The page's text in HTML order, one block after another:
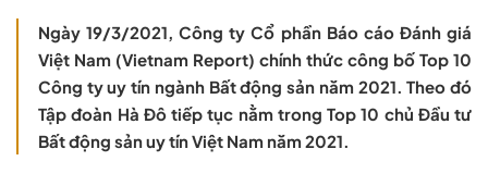
Ngày 19/3/2021, Công ty Cổ phần Báo cáo Đánh giá
Việt Nam (Vietnam Report) chính thức công bố Top 10
Công ty uy tín ngành Bất động sản năm 2021. Theo đó
Tập đoàn Hà Đô tiếp tục nằm trong Top 10 chủ Đầu tư
Bất động sản uy tín Việt Nam năm 2021.